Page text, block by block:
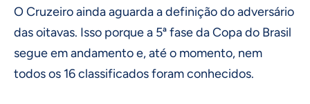
O Cruzeiro ainda aguarda a definição do adversário
das oitavas. Isso porque a 5ª fase da Copa do Brasil
segue em andamento e, até o momento, nem
todos os 16 classificados foram conhecidos.